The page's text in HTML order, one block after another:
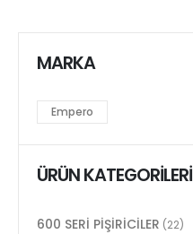
MARKA
Empero
ÜRÜN KATEGORILERI
600 SERİ PİŞİRİCİLER (22)